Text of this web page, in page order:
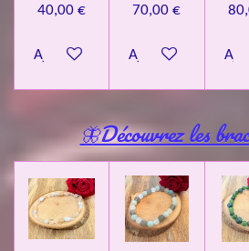
40,00 €
Ajouter au panier
70,00 €
Ajouter au panier
🦋Découvrez les